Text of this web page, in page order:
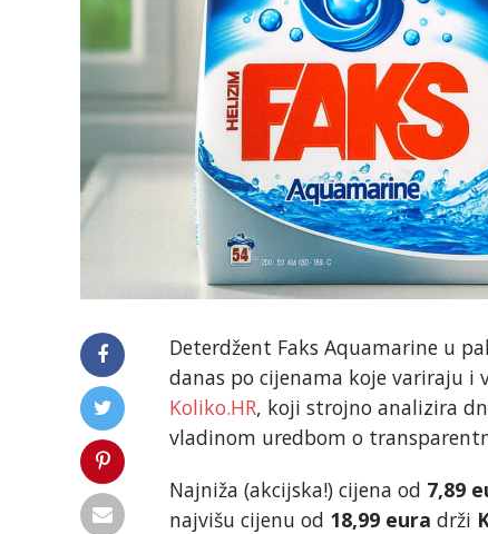
Deterdžent Faks Aquamarine u
danas po cijenama koje variraju i
Koliko.HR, koji strojno analizira
vladinom uredbom o
Najniža (akcijska!) cijena od 7,89
najvišu cijenu od 18,99 eura drži